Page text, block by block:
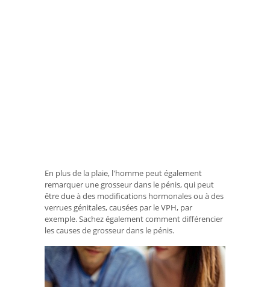
En plus de la plaie, l'homme peut également
remarquer une grosseur dans le pénis, qui peut
être due à des modifications hormonales ou à des
verrues génitales, causées par le VPH, par
exemple. Sachez également comment différencier
les causes de grosseur dans le pénis.